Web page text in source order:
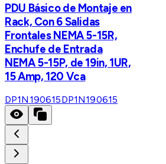
PDU Básico de Montaje en
Rack, Con 6 Salidas
Frontales NEMA 5-15R,
Enchufe de Entrada
NEMA 5-15P, de 19in, 1UR,
15 Amp, 120 Vca
DP1N190615DP1N190615